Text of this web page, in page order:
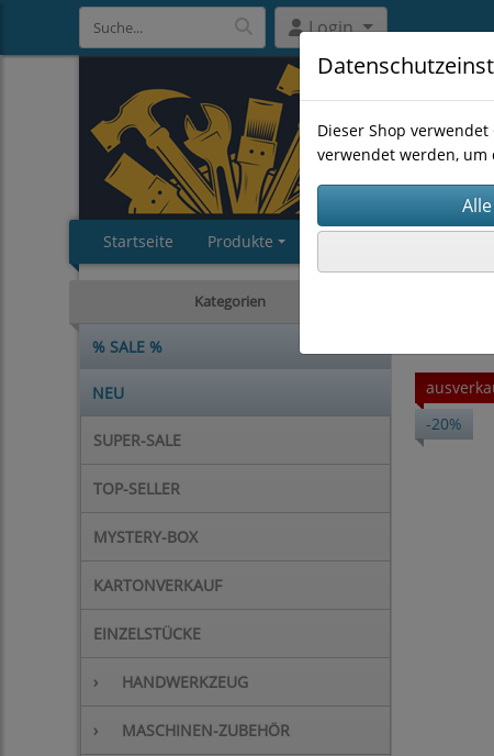
Login
Startseite Produkte
Kategorien
% SALE %
NEU
SUPER-SALE
TOP-SELLER
MYSTERY-BOX
KARTONVERKAUF
EINZELSTÜCKE
› HANDWERKZEUG
› MASCHINEN-ZUBEHÖR
-20%
Dieser Shop
verwendet werden, um